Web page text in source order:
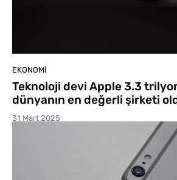
EKONOMI
Teknoloji devi Apple 3.3
dünyanın en değerli şirketi
31 Mart 2025